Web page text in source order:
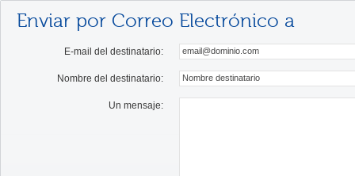
Enviar por Correo Electrónico a
E-mail del destinatario:
Nombre del destinatario:
Un mensaje: